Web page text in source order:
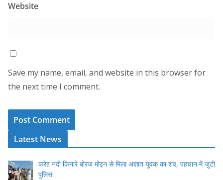
Website
Save my name, email, and website in this browser for
the next time I comment.
Latest News
करेह नदी किनारे बोरज मोइन से मिला अज्ञात युवक का शव, पहचान में जुटी
पुलिस